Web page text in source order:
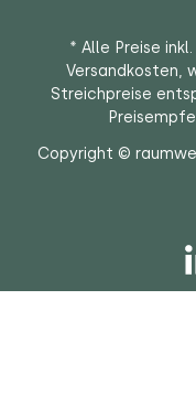
* Alle Preise
Versandkosten,
Streichpreise
Copyright ©